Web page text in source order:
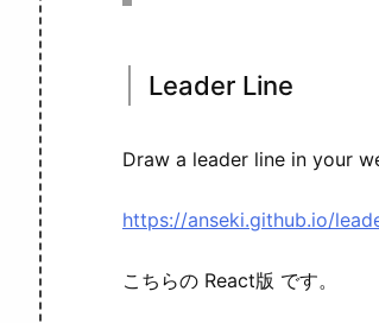
Leader Line
Draw a leader line in your
https://anseki.github.io/
こちらの React版 です。